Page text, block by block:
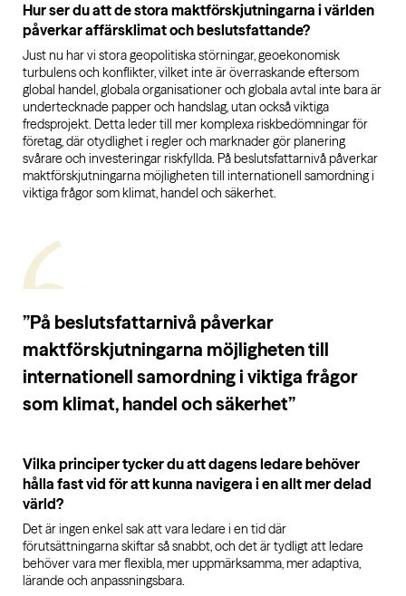
Hur ser du att de stora maktförskjutningarna i världen
påverkar affärsklimat och beslutsfattande?
Just nu har vi stora geopolitiska störningar, geoekonomisk
turbulens och konflikter, vilket inte är överraskande eftersom
global handel, globala organisationer och globala avtal inte bara är
undertecknade papper och handslag, utan också viktiga
fredsprojekt. Detta leder till mer komplexa riskbedömningar för
företag, där otydlighet i regler och marknader gör planering
svårare och investeringar riskfyllda. På beslutsfattarnivå påverkar
maktförskjutningarna möjligheten till internationell samordning i
viktiga frågor som klimat, handel och säkerhet.
”På beslutsfattarnivå påverkar
maktförskjutningarna möjligheten till
internationell samordning i viktiga frågor
som klimat, handel och säkerhet”
Vilka principer tycker du att dagens ledare behöver
hålla fast vid för att kunna navigera i en allt mer delad
värld?
Det är ingen enkel sak att vara ledare i en tid där
förutsättningarna skiftar så snabbt, och det är tydligt att ledare
behöver vara mer flexibla, mer uppmärksamma, mer adaptiva,
lärande och anpassningsbara.